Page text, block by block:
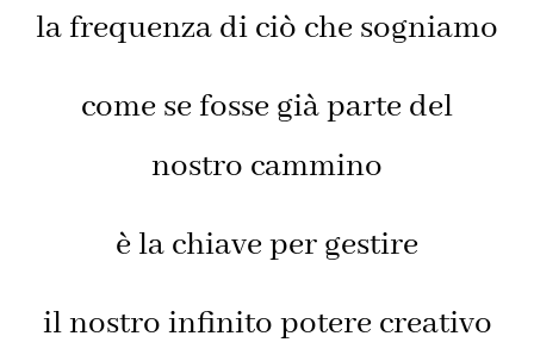
la frequenza di ciò che sogniamo
come se fosse già parte del
nostro cammino
è la chiave per gestire
il nostro infinito potere creativo